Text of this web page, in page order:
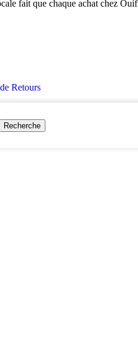
fait que chaque achat chez
Retours
Recherche